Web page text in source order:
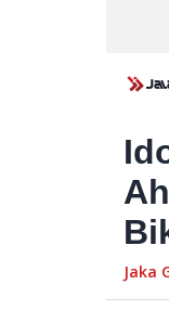
Jaka